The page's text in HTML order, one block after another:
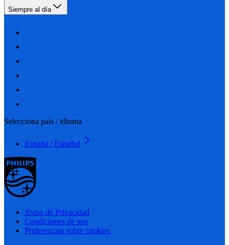
Siempre al día
Selecciona país / idioma
España / Español
Aviso de Privacidad
Condiciones de uso
Preferencias sobre cookies